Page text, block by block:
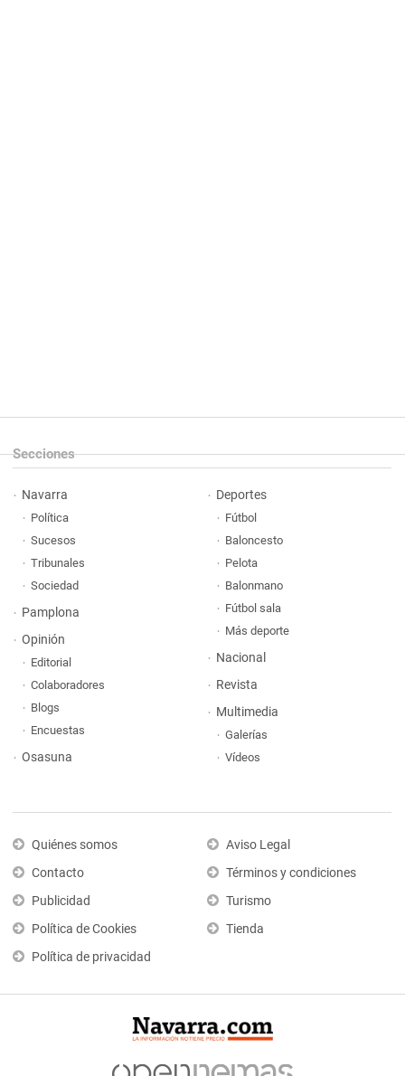
Secciones
Navarra
Política
Sucesos
Tribunales
Sociedad
Pamplona
Opinión
Editorial
Colaboradores
Blogs
Encuestas
Osasuna
Deportes
Fútbol
Baloncesto
Pelota
Balonmano
Fútbol sala
Más deporte
Nacional
Revista
Multimedia
Galerías
Vídeos
Quiénes somos
Contacto
Publicidad
Política de Cookies
Política de privacidad
Aviso Legal
Términos y condiciones
Turismo
Tienda